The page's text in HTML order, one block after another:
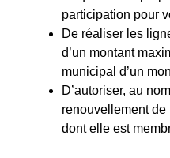
participation pour
De réaliser les
d’un montant
municipal d’un
D’autoriser, au
renouvellement de
dont elle est